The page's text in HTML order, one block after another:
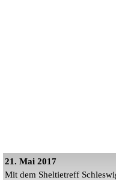
21. Mai 2017
Mit dem Sheltietreff